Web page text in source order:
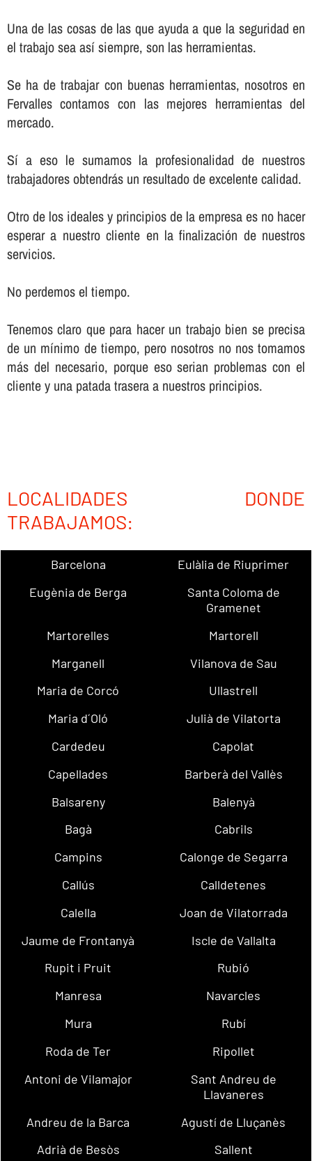
Una de las cosas de las que ayuda a que la seguridad en
el trabajo sea así­ siempre, son las herramientas.
Se ha de trabajar con buenas herramientas, nosotros en
Fervalles contamos con las mejores herramientas del
mercado.
Sí­ a eso le sumamos la profesionalidad de nuestros
trabajadores obtendrás un resultado de excelente calidad.
Otro de los ideales y principios de la empresa es no hacer
esperar a nuestro cliente en la finalización de nuestros
servicios.
No perdemos el tiempo.
Tenemos claro que para hacer un trabajo bien se precisa
de un mí­nimo de tiempo, pero nosotros no nos tomamos
más del necesario, porque eso serian problemas con el
cliente y una patada trasera a nuestros principios.
LOCALIDADES DONDE
TRABAJAMOS:
Barcelona
Eulàlia de Riuprimer
Eugènia de Berga
Santa Coloma de
Gramenet
Martorelles
Martorell
Marganell
Vilanova de Sau
Maria de Corcó
Ullastrell
Maria d´Oló
Julià de Vilatorta
Cardedeu
Capolat
Capellades
Barberà del Vallès
Balsareny
Balenyà
Bagà
Cabrils
Campins
Calonge de Segarra
Callús
Calldetenes
Calella
Joan de Vilatorrada
Jaume de Frontanyà
Iscle de Vallalta
Rupit i Pruit
Rubió
Manresa
Navarcles
Mura
Rubí
Roda de Ter
Ripollet
Antoni de Vilamajor
Sant Andreu de
Llavaneres
Andreu de la Barca
Agustí de Lluçanès
Adrià de Besòs
Sallent